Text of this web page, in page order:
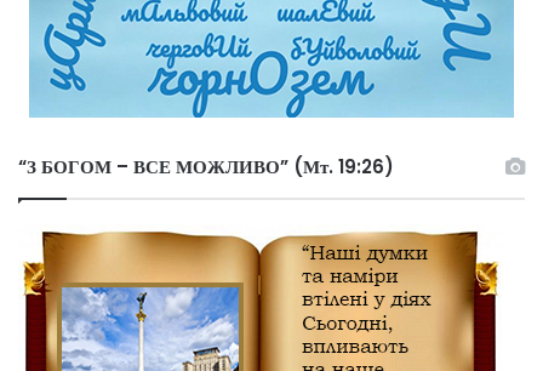
“З БОГОМ – ВСЕ МОЖЛИВО” (Мт. 19:26)